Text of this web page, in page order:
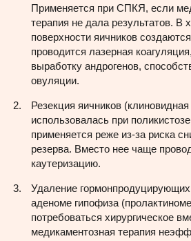
Применяется при СПКЯ, если
терапия не дала результатов. В
поверхности яичников
проводится лазерная
выработку андрогенов,
овуляции.
Резекция яичников
использовалась при
применяется реже из-за риска
резерва. Вместо нее чаще
каутеризацию.
Удаление
аденоме гипофиза
потребоваться хирургическое
медикаментозная терапия